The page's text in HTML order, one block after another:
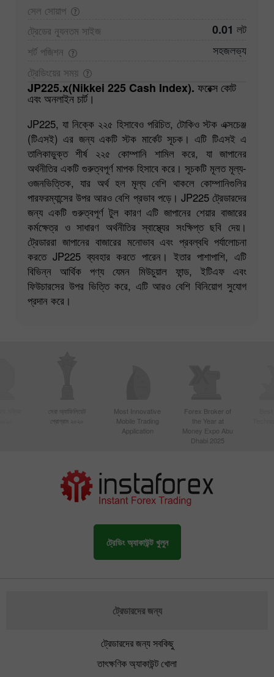
সেল সোয়াপ
ট্রেডের ন্যূনতম সাইজ 0.01 লট
শর্টপজিশন সহজলভ্য
ট্রেডিংয়ের সময়
JP225.x(Nikkei 225 Cash Index). ফরেক্স কোট
এবং অনলাইন চার্ট।
JP225, যা নিক্কে ২২৫ হিসাবেও পরিচিত, টোকিও স্টক এক্সচেঞ্জ
(টিএসই) এর জন্য একটি স্টক মার্কেট সূচক। এটি টিএসই এ
তালিকাভুক্ত শীর্ষ ২২৫ কোম্পানি শামিল করে, যা জাপানের
অর্থনীতির একটি গুরুত্বপূর্ণ মাপক হিসাবে করে। সূচকটি মূলত মূল্য-
ওজনভিত্তিক, যার অর্থ হল মূল্য বেশি থাকলে কোম্পানিগুলির
পারফরম্যান্সের উপর আরও বেশি প্রভাব পড়ে। JP225 ট্রেডারদের
জন্য একটি গুরুত্বপূর্ণ টুল কারণ এটি জাপানের শেয়ার বাজারের
কর্মক্ষেত্র ও সাধারণ অর্থনীতির স্বাস্থ্যের সংক্ষিপ্ত ছবি দেয়।
ট্রেডাররা জাপানের বাজারের মনোভাব এবং প্রবল্বধি পর্যালোচনা
করতে JP225 ব্যবহার করতে পারেন। ইতার পাশাপাশি, এটি
বিভিন্ন আর্থিক পণ্য যেমন মিউচুয়াল ফান্ড, ইটিএফ এবং
ফিউচারসের উপর ভিত্তি করে, এটি আরও বেশি বিনিয়োগ সুযোগ
প্রদান করে।
সেরা অ্যাফিলিয়েট
প্রোগ্রাম ২০২০
Most Innovative
Mobile Trading
Application
Forex Broker of
the Year at
Money Expo Abu
Dhabi 2025
ট্রেডিং অ্যাকাউন্ট খুলুন
ট্রেডারদের জন্য
ট্রেডারদের জন্য সবকিছু
তাৎক্ষণিক অ্যাকাউন্ট খোলা